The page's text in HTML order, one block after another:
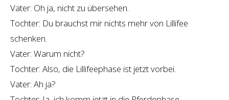
LINKS
Vater: Oh ja, nicht zu übersehen.
Tochter: Du brauchst mir nichts mehr von Lillifee
schenken.
Vater: Warum nicht?
Tochter: Also, die Lillifeephase ist jetzt vorbei.
Vater: Ah ja?